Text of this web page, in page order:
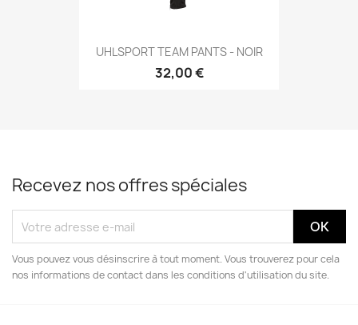
UHLSPORT TEAM PANTS - NOIR
32,00 €
Recevez nos offres spéciales
Vous pouvez vous désinscrire à tout moment. Vous trouverez pour cela
nos informations de contact dans les conditions d'utilisation du site.